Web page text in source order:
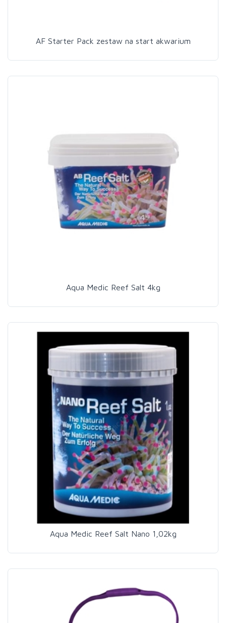
AF Starter Pack zestaw na start akwarium
Aqua Medic Reef Salt 4kg
Aqua Medic Reef Salt Nano 1,02kg